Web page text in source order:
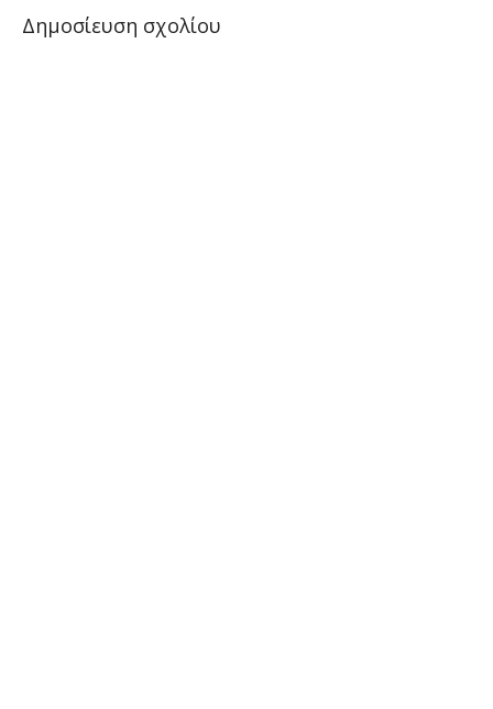
Δημοσίευση σχολίου